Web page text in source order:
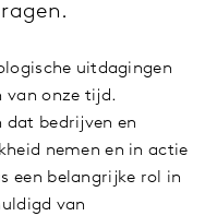
uitdagingen
van onze tijd.
dat bedrijven en
nemen en in actie
een belangrijke rol in
van